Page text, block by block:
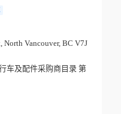
North Vancouver, BC V7J
车及配件采购商目录 第